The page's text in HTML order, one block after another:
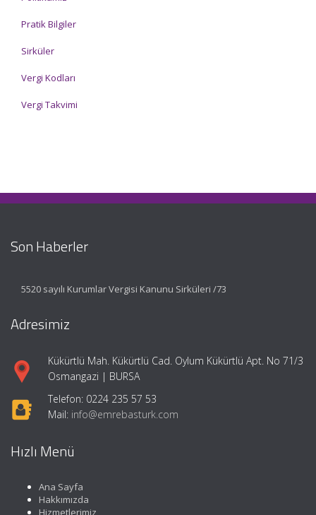
Pratik Bilgiler
Sirküler
Vergi Kodları
Vergi Takvimi
Son Haberler
5520 sayılı Kurumlar Vergisi Kanunu Sirküleri /73
Adresimiz
Kükürtlü Mah. Kükürtlü Cad. Oylum Kükürtlü Apt. No 71/3
Osmangazi | BURSA
Telefon: 0224 235 57 53
Mail: info@emrebasturk.com
Hızlı Menü
Ana Sayfa
Hakkımızda
Hizmetlerimiz